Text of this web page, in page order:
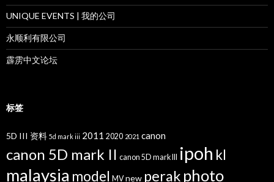
UNIQUE EVENTS | 我的公司
永顺利有限公司
霹雳中文论坛
标签
5D III 资料 5d mark iii 2011 2020 2021 canon
canon 5D mark II canon 5D mark III ipoh kl
malaysia model MV new perak photo